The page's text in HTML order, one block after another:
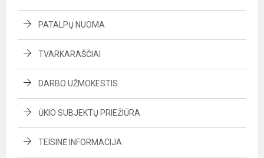
PATALPŲ NUOMA
TVARKARAŠČIAI
DARBO UŽMOKESTIS
ŪKIO SUBJEKTŲ PRIEŽIŪRA
TEISINĖ INFORMACIJA